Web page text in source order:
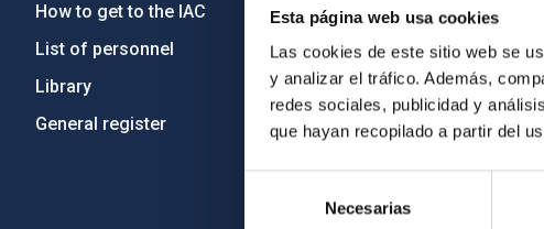
Esta página web usa cookies
Las cookies de este sitio web se
y analizar el tráfico. Además,
redes sociales, publicidad y
que hayan recopilado a partir del
Necesarias
How to get to the IAC
List of personnel
Library
General register
Transparency
Code of ethics
Gender equality
Environment